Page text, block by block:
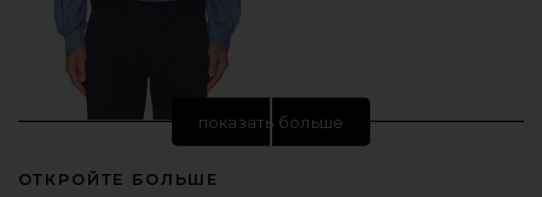
показать больше
ОТКРОЙТЕ БОЛЬШЕ